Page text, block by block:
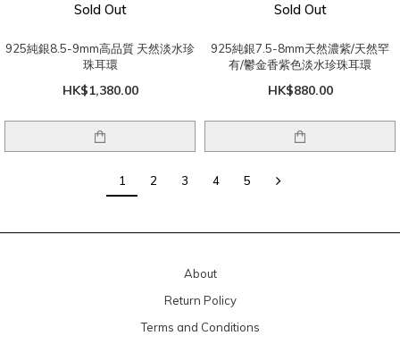
Sold Out
925純銀8.5-9mm高品質 天然淡水珍
珠耳環
HK$1,380.00
Sold Out
925純銀7.5-8mm天然濃紫/天然罕
有/鬱金香紫色淡水珍珠耳環
HK$880.00
1 2 3 4 5
About
Return Policy
Terms and Conditions